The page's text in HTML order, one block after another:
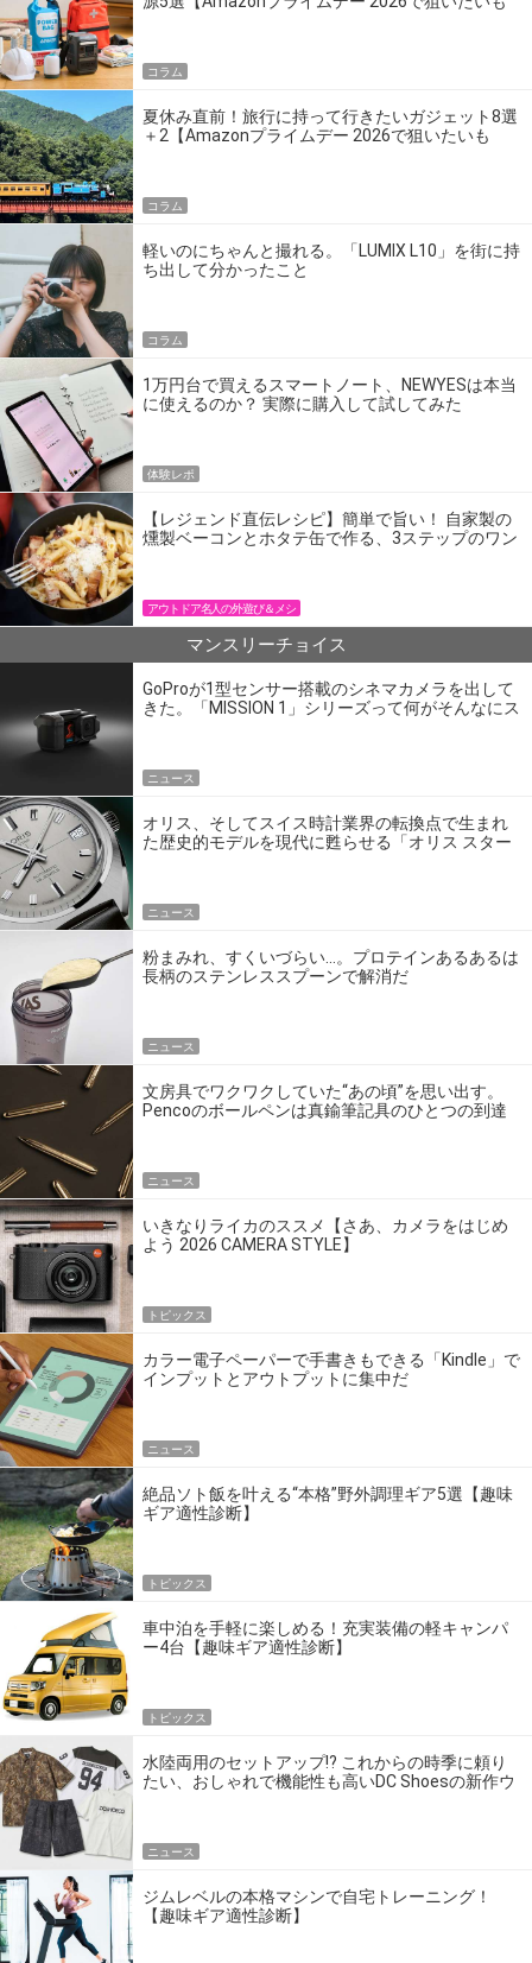
コラム
夏休み直前！旅行に持って行きたいガジェット8選
＋2【Amazonプライムデー 2026で狙いたいも
コラム
軽いのにちゃんと撮れる。「LUMIX L10」を街に持
ち出して分かったこと
コラム
1万円台で買えるスマートノート、NEWYESは本当
に使えるのか？ 実際に購入して試してみた
体験レポ
【レジェンド直伝レシピ】簡単で旨い！ 自家製の
燻製ベーコンとホタテ缶で作る、3ステップのワン
アウトドア名人の外遊び＆メシ
マンスリーチョイス
GoProが1型センサー搭載のシネマカメラを出して
きた。「MISSION 1」シリーズって何がそんなにス
ニュース
オリス、そしてスイス時計業界の転換点で生まれ
た歴史的モデルを現代に甦らせる「オリス スター
ニュース
粉まみれ、すくいづらい…。プロテインあるあるは
長柄のステンレススプーンで解消だ
ニュース
文房具でワクワクしていた“あの頃”を思い出す。
Pencoのボールペンは真鍮筆記具のひとつの到達
ニュース
いきなりライカのススメ【さあ、カメラをはじめ
よう 2026 CAMERA STYLE】
トピックス
カラー電子ペーパーで手書きもできる「Kindle」で
インプットとアウトプットに集中だ
ニュース
絶品ソト飯を叶える“本格”野外調理ギア5選【趣味
ギア適性診断】
トピックス
車中泊を手軽に楽しめる！充実装備の軽キャンパ
ー4台【趣味ギア適性診断】
トピックス
水陸両用のセットアップ!? これからの時季に頼り
たい、おしゃれで機能性も高いDC Shoesの新作ウ
ニュース
ジムレベルの本格マシンで自宅トレーニング！
【趣味ギア適性診断】